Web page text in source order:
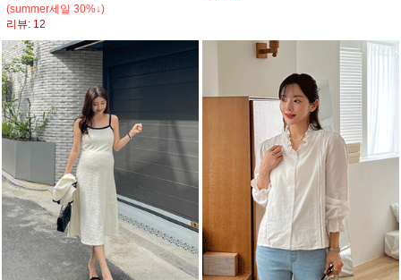
(summer세일 30%↓)
리뷰: 12